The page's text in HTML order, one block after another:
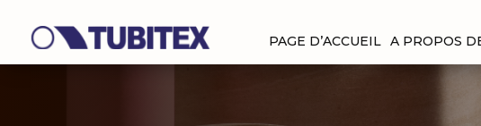
PAGE D’ACCUEIL A PROPOS